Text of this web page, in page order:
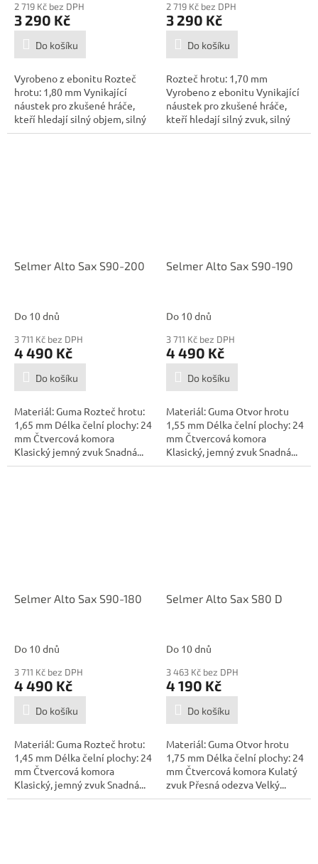
2 719 Kč bez DPH
3 290 Kč
Do košíku
Vyrobeno z ebonitu Rozteč
hrotu: 1,80 mm Vynikající
náustek pro zkušené hráče,
kteří hledají silný objem, silný
tón...
2 719 Kč bez DPH
3 290 Kč
Do košíku
Rozteč hrotu: 1,70 mm
Vyrobeno z ebonitu Vynikající
náustek pro zkušené hráče,
kteří hledají silný zvuk, silný
tón...
Selmer Alto Sax S90-200
Do 10 dnů
3 711 Kč bez DPH
4 490 Kč
Do košíku
Materiál: Guma Rozteč hrotu:
1,65 mm Délka čelní plochy: 24
mm Čtvercová komora
Klasický jemný zvuk Snadná...
Selmer Alto Sax S90-190
Do 10 dnů
3 711 Kč bez DPH
4 490 Kč
Do košíku
Materiál: Guma Otvor hrotu
1,55 mm Délka čelní plochy: 24
mm Čtvercová komora
Klasický, jemný zvuk Snadná...
Selmer Alto Sax S90-180
Do 10 dnů
3 711 Kč bez DPH
4 490 Kč
Do košíku
Materiál: Guma Rozteč hrotu:
1,45 mm Délka čelní plochy: 24
mm Čtvercová komora
Klasický, jemný zvuk Snadná...
Selmer Alto Sax S80 D
Do 10 dnů
3 463 Kč bez DPH
4 190 Kč
Do košíku
Materiál: Guma Otvor hrotu
1,75 mm Délka čelní plochy: 24
mm Čtvercová komora Kulatý
zvuk Přesná odezva Velký...